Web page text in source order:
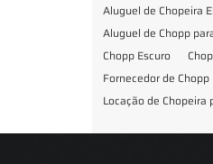
Aluguel de Chopeira
Aluguel de Chopp
Chopp Escuro
Fornecedor de Chopp
Locação de Chopeira